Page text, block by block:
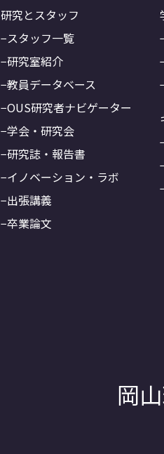
研究とスタッフ
スタッフ一覧
研究室紹介
教員データベース
OUS研究者ナビゲーター
学会・研究会
研究誌・報告書
イノベーション・ラボ
出張講義
卒業論文
岡